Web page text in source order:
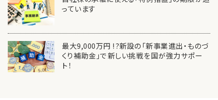
っています
最大9,000万円 !?新設の「新事業進出・ものづ
くり補助金」で新しい挑戦を国が強力サポー
ト！